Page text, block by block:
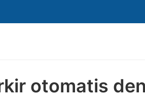
otomatis